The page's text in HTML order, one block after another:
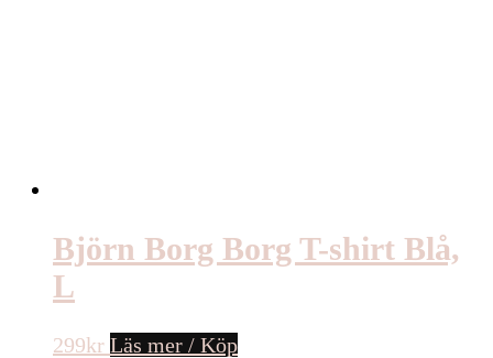
Björn Borg Borg T-shirt Blå,
L
299kr Läs mer / Köp